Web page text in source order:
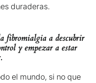
duraderas.
fibromialgia a descubrir
y empezar a estar
el mundo, si no que